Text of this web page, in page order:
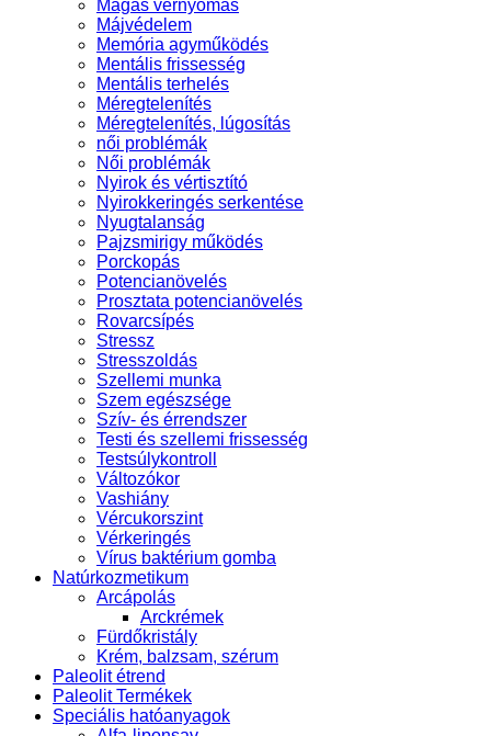
Magas vérnyomás
Májvédelem
Memória agyműködés
Mentális frissesség
Mentális terhelés
Méregtelenítés
Méregtelenítés, lúgosítás
női problémák
Női problémák
Nyirok és vértisztító
Nyirokkeringés serkentése
Nyugtalanság
Pajzsmirigy működés
Porckopás
Potencianövelés
Prosztata potencianövelés
Rovarcsípés
Stressz
Stresszoldás
Szellemi munka
Szem egészsége
Szív- és érrendszer
Testi és szellemi frissesség
Testsúlykontroll
Változókor
Vashiány
Vércukorszint
Vérkeringés
Vírus baktérium gomba
Natúrkozmetikum
Arcápolás
Arckrémek
Fürdőkristály
Krém, balzsam, szérum
Paleolit étrend
Paleolit Termékek
Speciális hatóanyagok